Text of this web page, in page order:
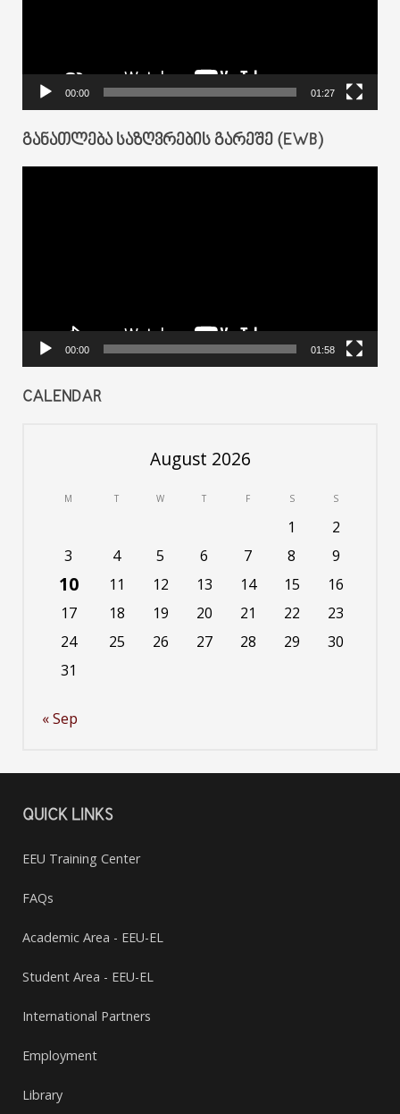
00:00 01:27
ᲒᲐᲜᲐᲗᲚᲔᲑᲐ ᲡᲐᲖᲦᲕᲠᲔᲑᲘᲡ ᲒᲐᲠᲔᲨᲔ (EWB)
00:00 01:58
CALENDAR
August 2026
M T W T F S S
1
2
3
4 5 6 7 8 9
10 11 12 13 14 15
16
17
18 19 20 21 22
23
24
25 26 27 28 29
30
31
« Sep
QUICK LINKS
EEU Training Center
FAQs
Academic Area - EEU-EL
Student Area - EEU-EL
International Partners
Employment
Library